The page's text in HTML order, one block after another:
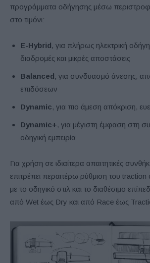
προγράμματα οδήγησης μέσω
στο τιμόνι:
E-Hybrid, για πλήρως ηλεκτρική
διαδρομές και μικρές αποστάσεις
Balanced, για συνδυασμό άνεσης,
επιδόσεων
Dynamic, για πιο άμεση απόκριση,
Dynamic+, για μέγιστη έμφαση στη
οδηγική εμπειρία
Για χρήση σε ιδιαίτερα απαιτητικές
επιτρέπει περαιτέρω ρύθμιση του
με το οδηγικό στιλ και το διαθέσιμο
από Wet έως Dry και από Race έως